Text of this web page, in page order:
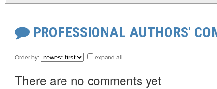
PROFESSIONAL AUTHORS'
Order by: expand all
There are no comments yet